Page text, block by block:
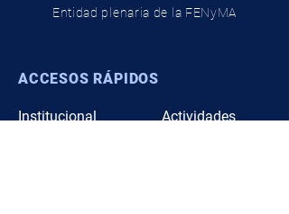
Entidad plenaria de la FENyMA
ACCESOS RÁPIDOS
Institucional Actividades